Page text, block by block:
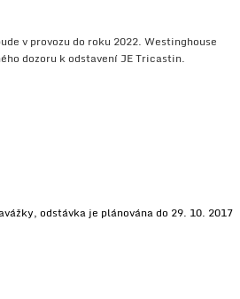
v provozu do roku 2022. Westinghouse
dozoru k odstavení JE Tricastin.
odstávka je plánována do 29. 10. 2017